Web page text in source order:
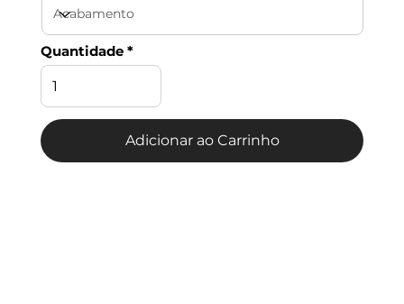
Quantidade
Adicionar ao Carrinho